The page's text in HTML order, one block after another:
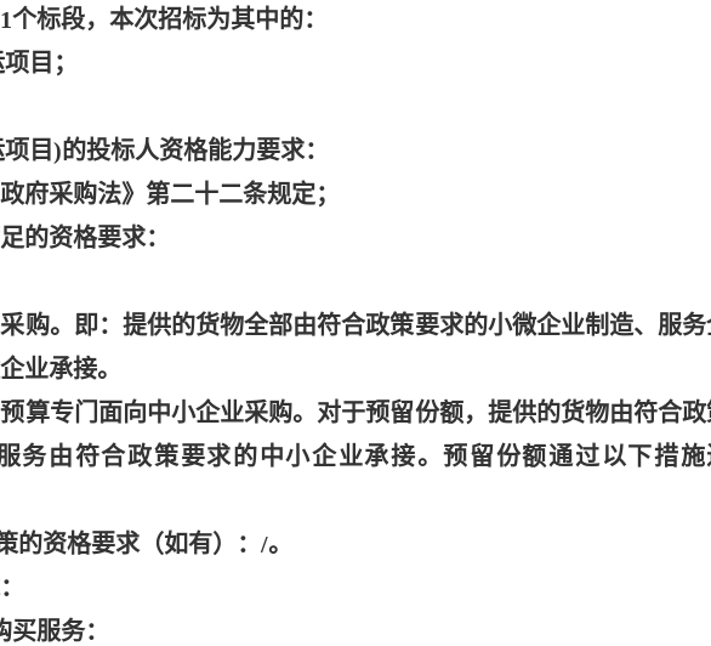
1个标段，本次招标为其中的：
目；
目)的投标人资格能力要求：
府采购法》第二十二条规定；
的资格要求：
购。即：提供的货物全部由符合政策要求的小微企业制造、服
业承接。
算专门面向中小企业采购。对于预留份额，提供的货物由符合政
务由符合政策要求的中小企业承接。预留份额通过以下措施
的资格要求（如有）：/。
服务：